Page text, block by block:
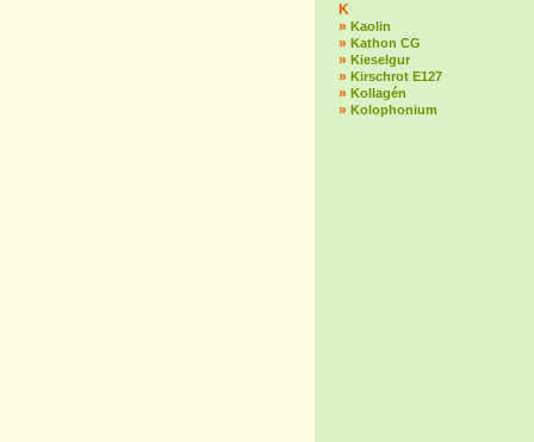
K
» Kaolin
» Kathon CG
» Kieselgur
» Kirschrot E127
» Kollagén
» Kolophonium